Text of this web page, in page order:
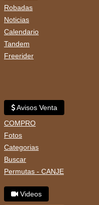
Robadas
Noticias
Calendario
Tandem
Freerider
Avisos Venta
COMPRO
Fotos
Categorias
Buscar
Permutas - CANJE
Videos